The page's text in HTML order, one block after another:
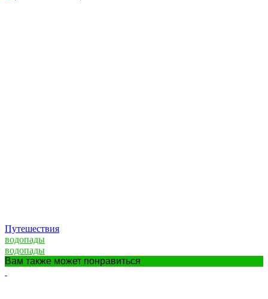
Путешествия
водопады
водопады
Вам также может понравиться